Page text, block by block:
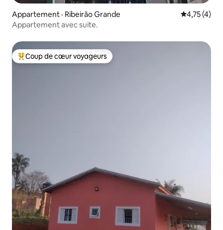
Appartement · Ribeirão Grande Note
4,75 (4)
Appartement avec suite.
Coup de cœur voyageurs parmi les plus aimés
Coup de cœur voyageurs